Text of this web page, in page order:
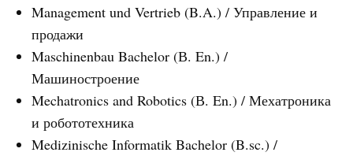
Management und Vertrieb (B.A.) / Управление и
продажи
Maschinenbau Bachelor (В. En.) /
Машиностроение
Mechatronics and Robotics (В. En.) / Мехатроника
и робототехника
Medizinische Informatik Bachelor (B.sc.) /